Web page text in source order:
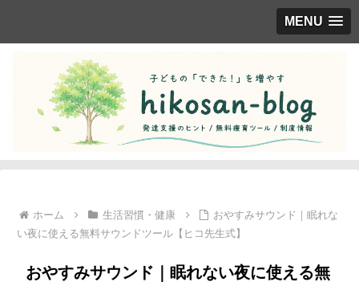
MENU
ホーム 生活習慣・健康
おやすみサウンド｜眠れな
い夜に使える無料サウンドツール【ヒコ先生式】
おやすみサウンド｜眠れない夜に使える無